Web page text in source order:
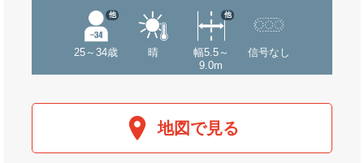
25～34歳
他
晴
幅5.5～
9.0m
他
信号なし
地図で見る